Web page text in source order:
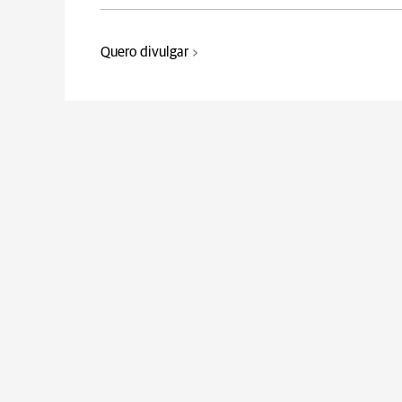
Quero divulgar